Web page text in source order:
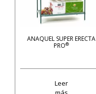
ANAQUEL SUPER ERECTA
PRO®
Leer